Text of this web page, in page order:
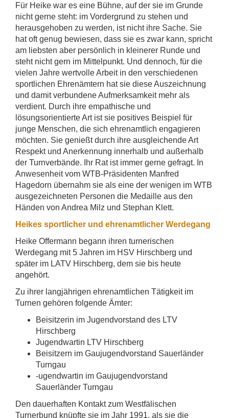
Für Heike war es eine Bühne, auf der sie im Grunde
nicht gerne steht: im Vordergrund zu stehen und
herausgehoben zu werden, ist nicht ihre Sache. Sie
hat oft genug bewiesen, dass sie es zwar kann, spricht
am liebsten aber persönlich in kleinerer Runde und
steht nicht gern im Mittelpunkt. Und dennoch, für die
vielen Jahre wertvolle Arbeit in den verschiedenen
sportlichen Ehrenämtern hat sie diese Auszeichnung
und damit verbundene Aufmerksamkeit mehr als
verdient. Durch ihre empathische und
lösungsorientierte Art ist sie positives Beispiel für
junge Menschen, die sich ehrenamtlich engagieren
möchten. Sie genießt durch ihre ausgleichende Art
Respekt und Anerkennung innerhalb und außerhalb
der Turnverbände. Ihr Rat ist immer gerne gefragt. In
Anwesenheit vom WTB-Präsidenten Manfred
Hagedorn übernahm sie als eine der wenigen im WTB
ausgezeichneten Personen die Medaille aus den
Händen von Andrea Milz und Stephan Klett.
Heikes sportlicher und ehrenamtlicher Werdegang
Heike Offermann begann ihren turnerischen
Werdegang mit 5 Jahren im HSV Hirschberg und
später im LATV Hirschberg, dem sie bis heute
angehört.
Zu ihrer langjährigen ehrenamtlichen Tätigkeit im
Turnen gehören folgende Ämter:
Beisitzerin im Jugendvorstand des LTV
Hirschberg
Jugendwartin LTV Hirschberg
Beisitzern im Gaujugendvorstand Sauerländer
Turngau
-ugendwartin im Gaujugendvorstand
Sauerländer Turngau
Den dauerhaften Kontakt zum Westfälischen
Turnerbund knüpfte sie im Jahr 1991, als sie die